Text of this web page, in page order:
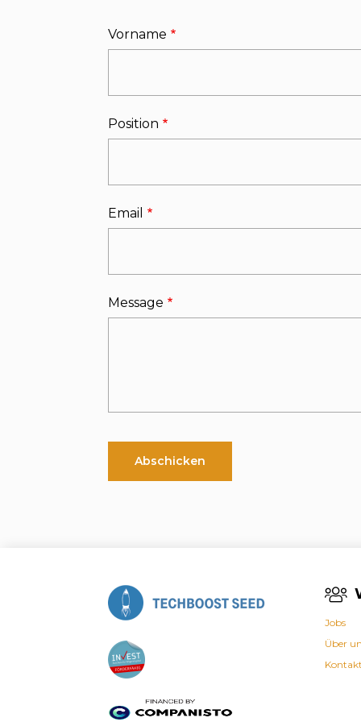
Vorname
Position
Email
Message
Jobs
Über